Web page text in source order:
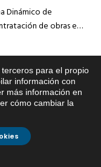
Dinámico de
de obras en
una nueva arteria de
no potable en
Quemadas- 1ª Sem
Carrera Caballo-1º
para el propio
información con
más información en
cómo cambiar la
cualquier duda sobre
haga click abajo.